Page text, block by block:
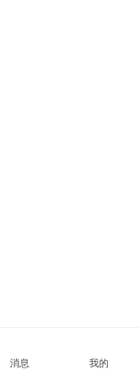
消息 我的